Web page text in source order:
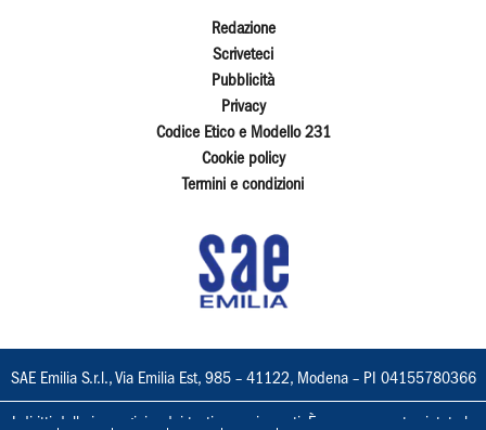
Redazione
Scriveteci
Pubblicità
Privacy
Codice Etico e Modello 231
Cookie policy
Termini e condizioni
SAE Emilia S.r.l., Via Emilia Est, 985 – 41122, Modena – PI 04155780366
I diritti delle immagini e dei testi sono riservati. È espressamente vietata la